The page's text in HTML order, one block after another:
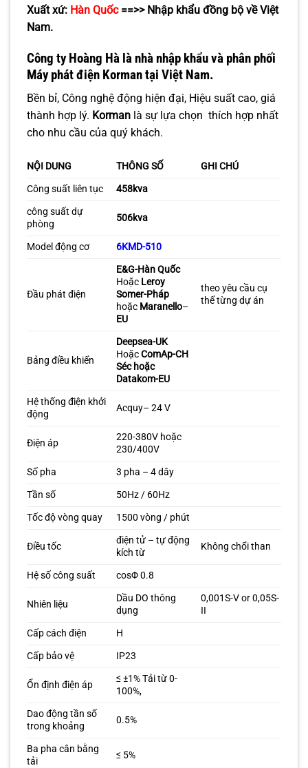
Xuất xứ: Hàn Quốc==>> Nhập khẩu đồng bộ về Việt
Nam.
Công ty Hoàng Hà là nhà nhập khẩu và phân phối
Máy phát điện Kormantại Việt Nam.
Bền bỉ, Công nghệ động hiện đại, Hiệu suất cao, giá
thành hợp lý. Korman là sự lựa chọn thích hợp nhất
cho nhu cầu của quý khách.
NỘI DUNG THÔNG SỐ
GHI CHÚ
Công suất liên tục
458kva
công suất dự
phòng
506kva
Model động cơ 6KMD-510
Đầu phát điện
E&G-Hàn Quốc
Hoặc Leroy
Somer-Pháp
hoặc Maranello–
EU
theo yêu cầu cụ
thể từng dự án
Bảng điều khiển
Deepsea-UK
HoặcComAp-CH
Séc hoặc
Datakom-EU
Hệ thống điện khởi
động
Acquy– 24 V
Điện áp
220-380V hoặc
230/400V
Số pha
3 pha – 4 dây
Tần số
50Hz / 60Hz
Tốc độ vòng quay
1500 vòng / phút
Điều tốc
điện tử – tự động
kích từ
Không chổi than
Hệ số công suất cosΦ 0.8
Nhiên liệu
Dầu DO thông
dụng
0,001S-V or 0,05S-
II
Cấp cách điện
H
Cấp bảo vệ
IP23
Ổn định điện áp
≤ ±1% Tải từ 0-
100%,
Dao động tần số
trong khoảng
0.5%
Ba pha cân bằng
tải
≤ 5%